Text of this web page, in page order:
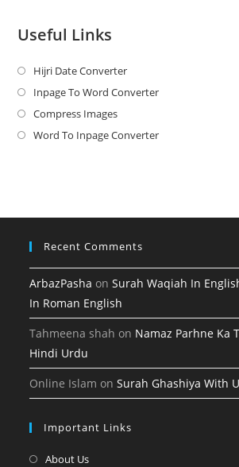
Useful Links
Hijri Date ConverterOpens
in
new
Inpage To Word ConverterOpens
a
Compress ImagesOpens
in
Word To Inpage ConverterOpens
tab
Recent Comments
ArbazPasha onSurah Waqiah In
In Roman English
Tahmeena shah on Namaz Parhne Ka
Hindi Urdu
Online Islam onSurah Ghashiya With
Important Links
About UsOpens